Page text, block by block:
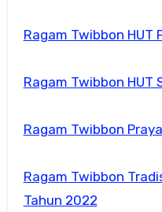
Ragam Twibbon HUT
Ragam Twibbon HUT
Ragam Twibbon
Ragam Twibbon
Tahun 2022